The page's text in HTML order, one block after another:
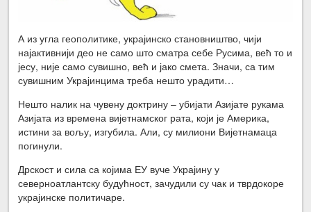
А из угла геополитике, украјинско становништво, чији
најактивнији део не само што сматра себе Русима, већ то и
јесу, није само сувишно, већ и јако смета. Значи, са тим
сувишним Украјинцима треба нешто урадити…
Нешто налик на чувену доктрину – убијати Азијате рукама
Азијата из времена вијетнамског рата, који је Америка,
истини за вољу, изгубила. Али, су милиони Вијетнамаца
погинули.
Дрскост и сила са којима ЕУ вуче Украјину у
северноатлантску будућност, зачудили су чак и тврдокоре
украјинске политичаре.